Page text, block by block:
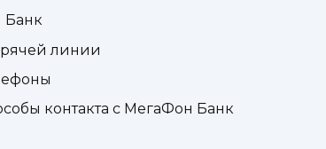
линии
контакта с МегаФон Банк